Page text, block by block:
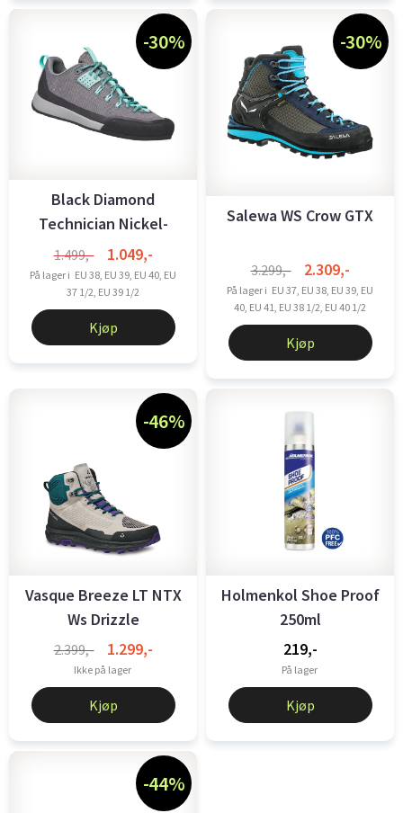
-30%
Black Diamond
Technician Nickel-
Minted Dame
1.499,- 1.049,-
På lager i EU 38, EU 39, EU 40, EU
37 1/2, EU 39 1/2
Kjøp
-30%
Salewa WS Crow GTX
3.299,- 2.309,-
På lager i EU 37, EU 38, EU 39, EU
40, EU 41, EU 38 1/2, EU 40 1/2
Kjøp
-46%
Vasque Breeze LT NTX
Ws Drizzle
2.399,- 1.299,-
Ikke på lager
Kjøp
Holmenkol Shoe Proof
250ml
219,-
På lager
Kjøp
-44%